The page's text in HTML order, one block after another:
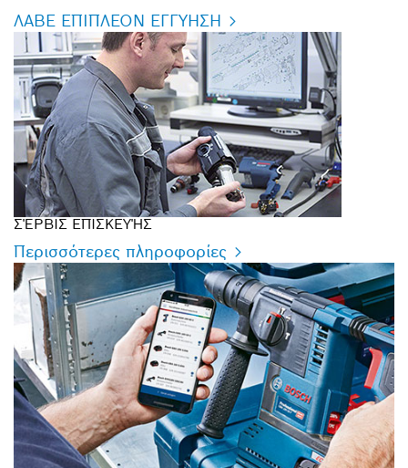
ΛΑΒΕ ΕΠΙΠΛΕΟΝ ΕΓΓΥΗΣΗ
ΣΈΡΒΙΣ ΕΠΙΣΚΕΥΉΣ
Περισσότερες πληροφορίες